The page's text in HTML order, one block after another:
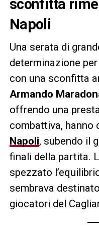
sconfitta
Napoli
Una serata di
determinazione
con una sconfitta
Armando
offrendo una
combattiva, hanno
Napoli, subendo il
finali della partita.
spezzato
sembrava
giocatori del